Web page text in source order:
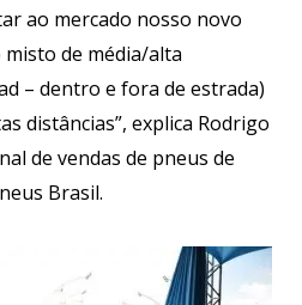
ao mercado nosso novo
de média/alta
– dentro e fora de estrada)
distâncias”, explica Rodrigo
de vendas de pneus de
Brasil.